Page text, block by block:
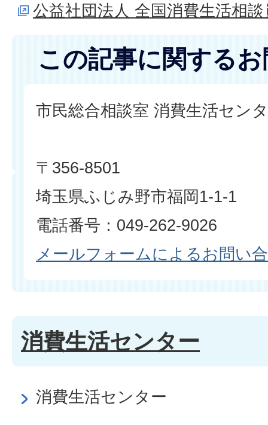
公益社団法人 全国消費生活相
この記事に関する
市民総合相談室 消費生活セン
〒356-8501
埼玉県ふじみ野市福岡1-1-1
電話番号：049-262-9026
メールフォームによるお問い
消費生活センター
消費生活センター